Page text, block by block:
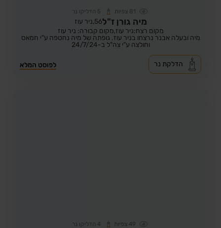
81 צפיות 5 הדליקו נר
מיה גורן ז"ל56, ניר עוז
מקום רצח:ניר עוז,מקום קבורה: ניר עוז
מיה ובעלה אבנר נרצחו בניר עוז. גופתה של מיה נחטפה ע"י חמאס
וחולצה ע"י צה"ל ב-24/7/24
לפוסט המלא הדלקת נר
49 צפיות 4 הדליקו נר